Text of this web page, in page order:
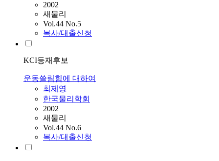
2002
새물리
Vol.44 No.5
복사/대출신청
KCI등재후보
운동쓸림힘에 대하여
최제영
한국물리학회
2002
새물리
Vol.44 No.6
복사/대출신청